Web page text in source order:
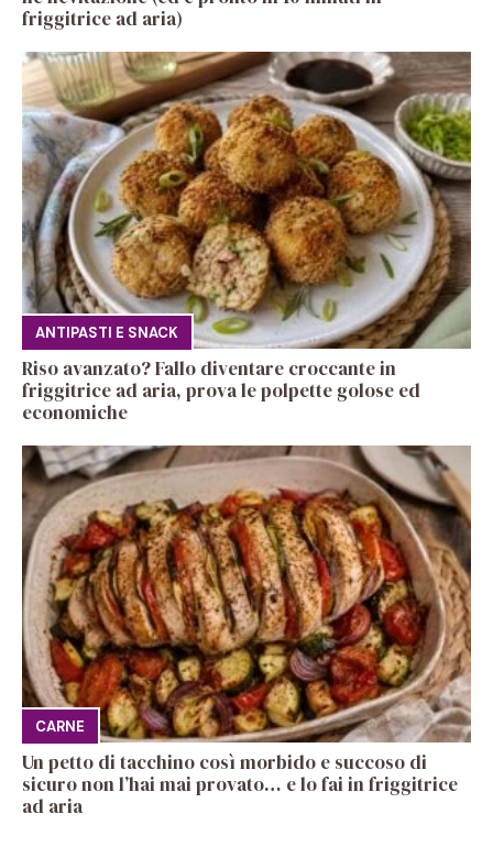
friggitrice ad aria)
ANTIPASTI E SNACK
Riso avanzato? Fallo diventare croccante in
friggitrice ad aria, prova le polpette golose ed
economiche
CARNE
Un petto di tacchino così morbido e succoso di
sicuro non l’hai mai provato… e lo fai in friggitrice
ad aria